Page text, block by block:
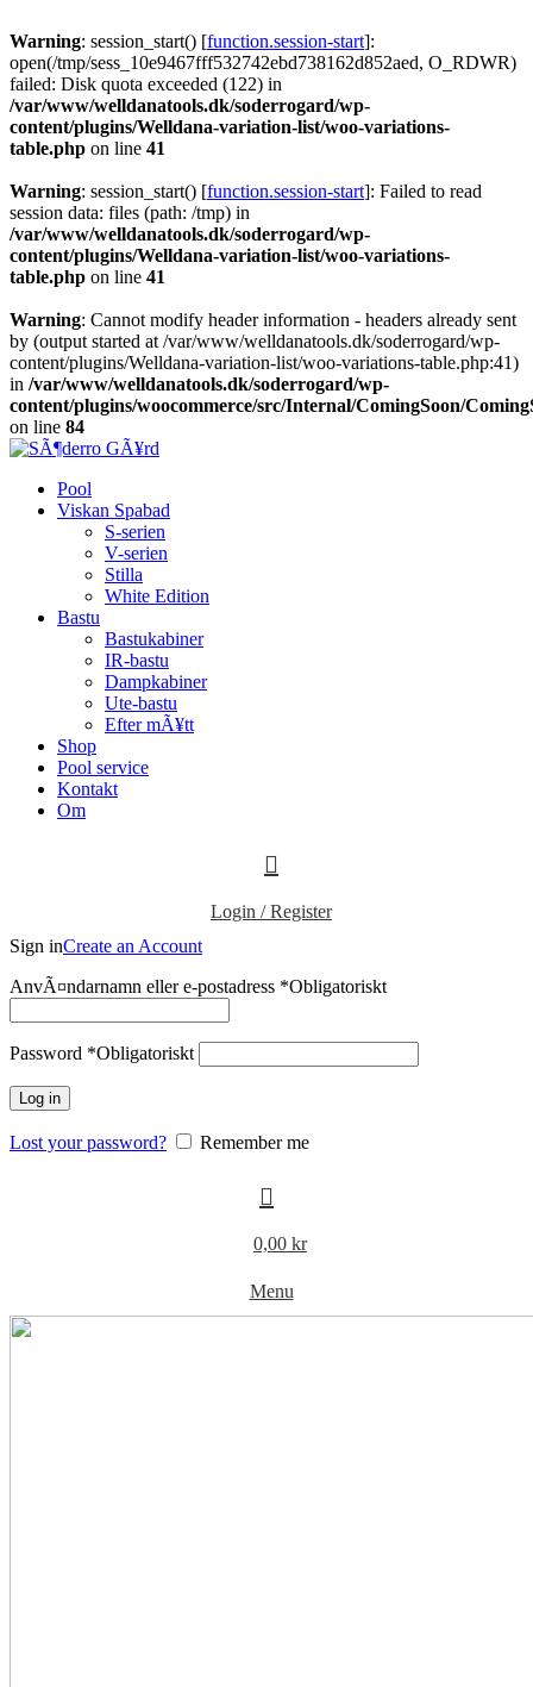
Warning: session_start() [function.session-start]:
open(/tmp/sess_10e9467fff532742ebd738162d852aed, O_RDWR)
failed: Disk quota exceeded (122) in
/var/www/welldanatools.dk/soderrogard/wp-
content/plugins/Welldana-variation-list/woo-variations-
table.php on line 41
Warning: session_start() [function.session-start]: Failed to read
session data: files (path: /tmp) in
/var/www/welldanatools.dk/soderrogard/wp-
content/plugins/Welldana-variation-list/woo-variations-
table.php on line 41
Warning: Cannot modify header information - headers already sent
by (output started at /var/www/welldanatools.dk/soderrogard/wp-
content/plugins/Welldana-variation-list/woo-variations-table.php:41)
in /var/www/welldanatools.dk/soderrogard/wp-
content/plugins/woocommerce/src/Internal/ComingSoon/
on line 84
Pool
Viskan Spabad
S-serien
V-serien
Stilla
White Edition
Bastu
Bastukabiner
IR-bastu
Dampkabiner
Ute-bastu
Efter mÃ¥tt
Shop
Pool service
Kontakt
Om
Login / Register
Sign inCreate an Account
AnvÃ¤ndarnamn eller e-postadress *Obligatoriskt
Password *Obligatoriskt
Log in
Lost your password? Remember me
0,00 kr
Menu